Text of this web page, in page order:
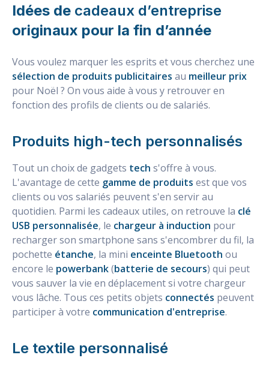
Idées de cadeaux d’entreprise
originaux pour la fin d’année
Vous voulez marquer les esprits et vous cherchez une
sélection de produits publicitaires au meilleur prix
pour Noël ? On vous aide à vous y retrouver en
fonction des profils de clients ou de salariés.
Produits high-tech personnalisés
Tout un choix de gadgets tech s'offre à vous.
L'avantage de cette gamme de produits est que vos
clients ou vos salariés peuvent s'en servir au
quotidien. Parmi les cadeaux utiles, on retrouve la clé
USB personnalisée, le chargeur à induction pour
recharger son smartphone sans s'encombrer du fil, la
pochette étanche, la mini enceinte Bluetooth ou
encore le powerbank(batterie de secours) qui peut
vous sauver la vie en déplacement si votre chargeur
vous lâche. Tous ces petits objets connectés peuvent
participer à votre communication d'entreprise.
Le textile personnalisé